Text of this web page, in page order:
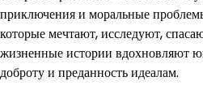
приключения и моральные
которые мечтают, исследуют,
жизненные истории вдохновляют
доброту и преданность идеалам.